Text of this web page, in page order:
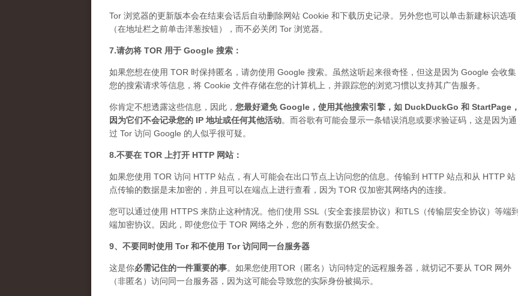
Tor 浏览器的更新版本会在结束会话后自动删除网站 Cookie 和下载历史记录。另外您也可以单击新建标识选项
（在地址栏之前单击洋葱按钮），而不必关闭 Tor 浏览器。
7.请勿将 TOR 用于 Google 搜索：
如果您想在使用 TOR 时保持匿名，请勿使用 Google 搜索。虽然这听起来很奇怪，但这是因为 Google 会收集
您的搜索请求等信息，将 Cookie 文件存储在您的计算机上，并跟踪您的浏览习惯以支持其广告服务。
你肯定不想透露这些信息，因此， 您最好避免 Google，使用其他搜索引擎，如 DuckDuckGo 和 StartPage，
因为它们不会记录您的 IP 地址或任何其他活动。而谷歌有可能会显示一条错误消息或要求验证码，这是因为通
过 Tor 访问 Google 的人似乎很可疑。
8.不要在 TOR 上打开 HTTP 网站：
如果您使用 TOR 访问 HTTP 站点，有人可能会在出口节点上访问您的信息。传输到 HTTP 站点和从 HTTP 站
点传输的数据是未加密的，并且可以在端点上进行查看，因为 TOR 仅加密其网络内的连接。
您可以通过使用 HTTPS 来防止这种情况。他们使用 SSL（安全套接层协议）和TLS（传输层安全协议）等端到
端加密协议。因此，即使您位于 TOR 网络之外，您的所有数据仍然安全。
9、不要同时使用 Tor 和不使用 Tor 访问同一台服务器
这是你必需记住的一件重要的事。如果您使用TOR（匿名）访问特定的远程服务器，就切记不要从 TOR 网外
（非匿名）访问同一台服务器，因为这可能会导致您的实际身份被揭示。